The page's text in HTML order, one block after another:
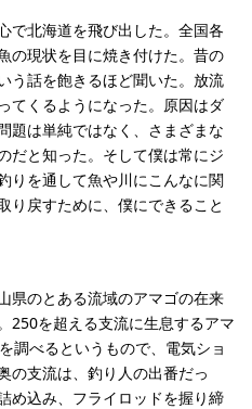
で北海道を飛び出した。全国各
の現状を目に焼き付けた。昔の
う話を飽きるほど聞いた。放流
てくるようになった。原因はダ
題は単純ではなく、さまざまな
だと知った。そして僕は常にジ
りを通して魚や川にこんなに関
り戻すために、僕にできること
県のとある流域のアマゴの在来
250を超える支流に生息するアマ
調べるというもので、電気ショ
の支流は、釣り人の出番だっ
め込み、フライロッドを握り締